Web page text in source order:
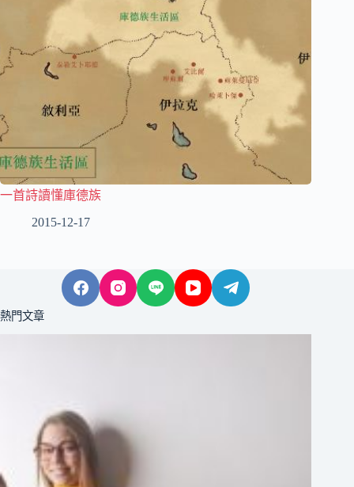
一首詩讀懂庫德族
2015-12-17
熱門文章